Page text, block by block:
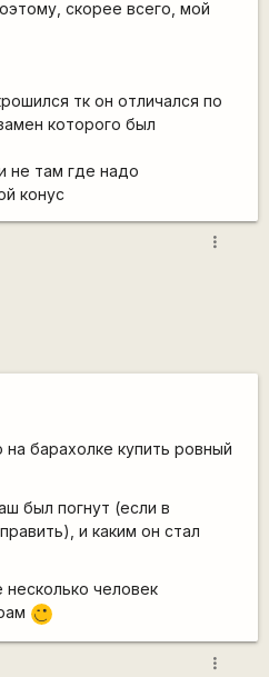
скорее всего, мой
тк он отличался по
которого был
не там где надо
конус
more_vert
барахолке купить ровный
был погнут (если в
и каким он стал
человек
;)
more_vert